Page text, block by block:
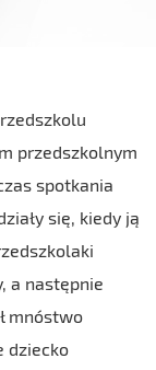
przedszkolnym
spotkania
się, kiedy ją
a następnie
mnóstwo
dziecko